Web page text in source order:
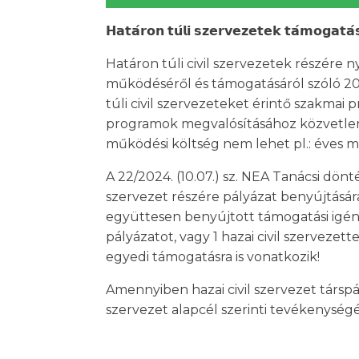
𝗛𝗮𝘁𝗮́𝗿𝗼𝗻 𝘁𝘂́𝗹𝗶 𝘀𝘇𝗲𝗿𝘃𝗲𝘇𝗲𝘁𝗲𝗸
Határon túli civil szervezetek részére
működéséről és támogatásáról szóló
túli civil szervezeteket érintő szakmai
programok megvalósításához
működési költség nem lehet pl.: éves
A 22/2024. (10.07.) sz. NEA Tanácsi
szervezet részére pályázat
együttesen benyújtott támogatási
pályázatot, vagy 1 hazai civil
egyedi támogatásra is vonatkozik!
Amennyiben hazai civil szervezet
szervezet alapcél szerinti